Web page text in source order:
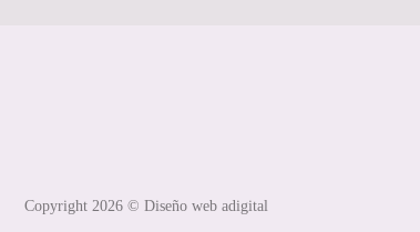
Copyright 2026 © Diseño web adigital